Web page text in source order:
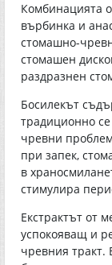
Комбинацията
върбинка и
стомашно-
стомашен
раздразнен
Босилекът
традиционно
чревни
при запек,
в
стимулира
Екстрактът от
успокояващ и
чревния тракт.